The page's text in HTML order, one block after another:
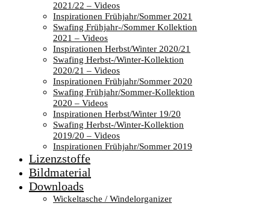
2021/22 – Videos
Inspirationen Frühjahr/Sommer 2021
Swafing Frühjahr-/Sommer Kollektion
2021 – Videos
Inspirationen Herbst/Winter 2020/21
Swafing Herbst-/Winter-Kollektion
2020/21 – Videos
Inspirationen Frühjahr/Sommer 2020
Swafing Frühjahr/Sommer-Kollektion
2020 – Videos
Inspirationen Herbst/Winter 19/20
Swafing Herbst-/Winter-Kollektion
2019/20 – Videos
Inspirationen Frühjahr/Sommer 2019
Lizenzstoffe
Bildmaterial
Downloads
Wickeltasche / Windelorganizer